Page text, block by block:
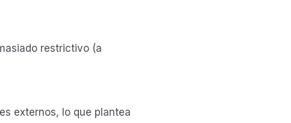
restrictivo (a
externos, lo que plantea